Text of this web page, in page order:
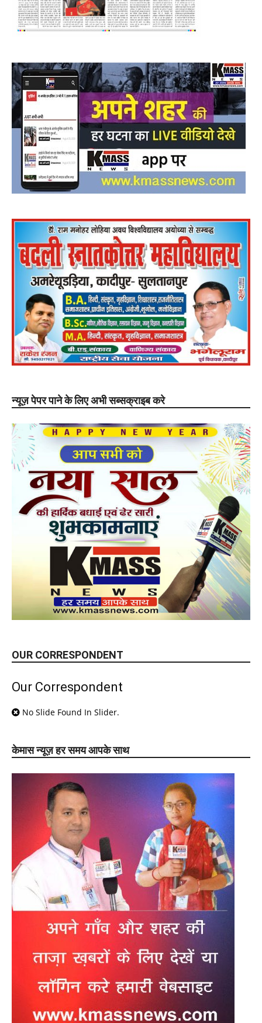
न्यूज़ पेपर पाने के लिए अभी सब्सक्राइब करे
OUR CORRESPONDENT
Our Correspondent
No Slide Found In Slider.
केमास न्यूज़ हर समय आपके साथ